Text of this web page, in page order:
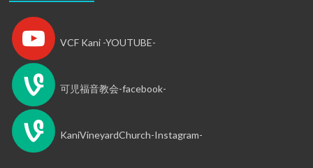
VCF Kani -YOUTUBE-
可児福音教会-facebook-
KaniVineyardChurch-Instagram-